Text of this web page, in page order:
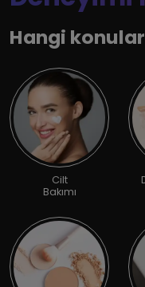
Hangi
Cilt
Bakımı